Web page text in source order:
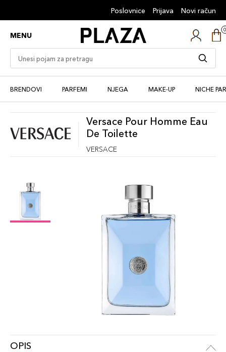
Poslovnice Prijava Novi račun
MENU
BRENDOVI PARFEMI NJEGA MAKE-UP NICHE
Versace Pour Homme Eau
De Toilette
VERSACE
OPIS